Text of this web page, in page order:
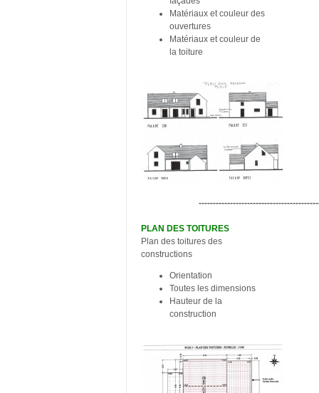
Matériaux et couleur des
ouvertures
Matériaux et couleur de
la toiture
PLAN DES TOITURES
Plan des toitures des
constructions
Orientation
Toutes les dimensions
Hauteur de la
construction